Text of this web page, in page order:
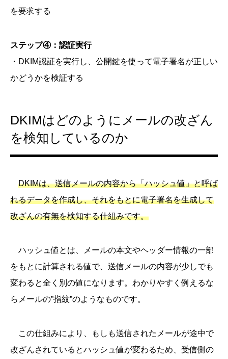
を要求する
ステップ④：認証実行
・DKIM認証を実行し、公開鍵を使って電子署名が正しい
かどうかを検証する
DKIMはどのようにメールの改ざん
を検知しているのか
DKIMは、送信メールの内容から「ハッシュ値」と呼ば
れるデータを作成し、それをもとに電子署名を生成して
改ざんの有無を検知する仕組みです。
ハッシュ値とは、メールの本文やヘッダー情報の一部
をもとに計算される値で、送信メールの内容が少しでも
変わると全く別の値になります。わかりやすく例えるな
らメールの”指紋”のようなものです。
この仕組みにより、もしも送信されたメールが途中で
改ざんされているとハッシュ値が変わるため、受信側の